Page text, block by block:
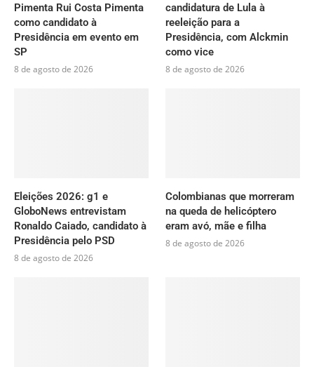
Pimenta Rui Costa Pimenta
como candidato à
Presidência em evento em
SP
8 de agosto de 2026
candidatura de Lula à
reeleição para a
Presidência, com Alckmin
como vice
8 de agosto de 2026
Eleições 2026: g1 e
GloboNews entrevistam
Ronaldo Caiado, candidato à
Presidência pelo PSD
8 de agosto de 2026
Colombianas que morreram
na queda de helicóptero
eram avó, mãe e filha
8 de agosto de 2026